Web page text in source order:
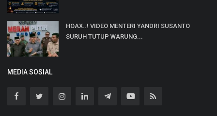
HOAX..! VIDEO MENTERI YANDRI SUSANTO
SURUH TUTUP WARUNG...
MEDIA SOSIAL